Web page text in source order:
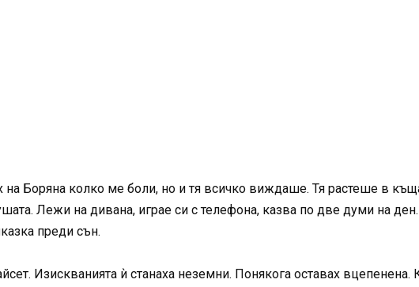
на Боряна колко ме боли, но и тя всичко виждаше. Тя растеше в
Лежи на дивана, играе си с телефона, казва по две думи на ден.
преди сън.
Изискванията ѝ станаха неземни. Понякога оставах вцепенена.